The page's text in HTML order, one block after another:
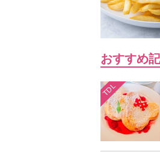
おすすめ
TDL